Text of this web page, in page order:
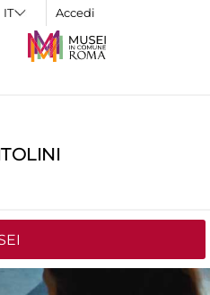
Accedi